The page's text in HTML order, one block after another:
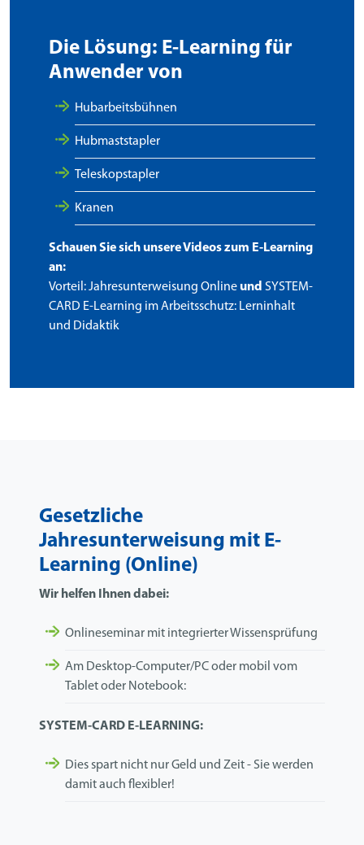
Die Lösung: E-Learning für
Anwender von
Hubarbeitsbühnen
Hubmaststapler
Teleskopstapler
Kranen
Schauen Sie sich unsere Videos zum E-Learning
an:
Vorteil: Jahresunterweisung Online und SYSTEM-
CARD E-Learning im Arbeitsschutz: Lerninhalt
und Didaktik
Gesetzliche
Jahresunterweisung mit E-
Learning (Online)
Wir helfen Ihnen dabei:
Onlineseminar mit integrierter Wissensprüfung
Am Desktop-Computer/PC oder mobil vom
Tablet oder Notebook:
SYSTEM-CARD E-LEARNING:
Dies spart nicht nur Geld und Zeit - Sie werden
damit auch flexibler!